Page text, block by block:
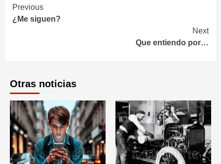
Continue
Reading
Previous
¿Me siguen?
Next
Que entiendo por…
Otras noticias